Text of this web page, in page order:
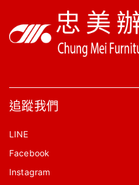
追蹤我們
LINE
Facebook
Instagram